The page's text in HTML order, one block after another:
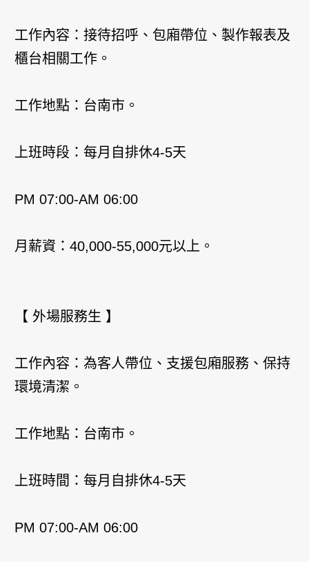
工作內容：接待招呼、包廂帶位、製作報表及
櫃台相關工作。
工作地點：台南市。
上班時段：每月自排休4-5天
PM 07:00-AM 06:00
月薪資：40,000-55,000元以上。
【 外場服務生 】
工作內容：為客人帶位、支援包廂服務、保持
環境清潔。
工作地點：台南市。
上班時間：每月自排休4-5天
PM 07:00-AM 06:00